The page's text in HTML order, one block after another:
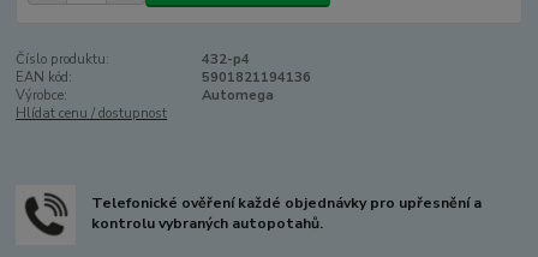
Číslo produktu:
432-p4
EAN kód:
5901821194136
Výrobce:
Automega
Hlídat cenu / dostupnost
Telefonické ověření každé objednávky pro upřesnění a
kontrolu vybraných autopotahů.